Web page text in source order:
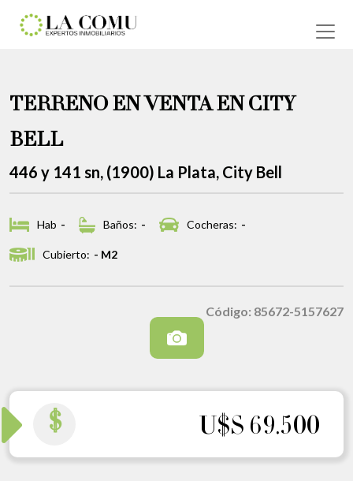
TERRENO EN VENTA EN CITY
BELL
446 y 141 sn, (1900) La Plata, City Bell
Hab - Baños: - Cocheras: -
Cubierto: - M2
Código: 85672-5157627
$ U$S 69.500